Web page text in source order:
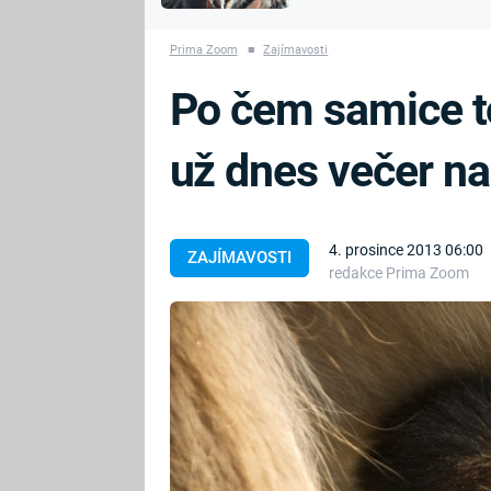
BRITSKÁ
RODINA
Prima Zoom ■ Zajímavosti
ZAJÍMAVOSTI
4. prosince 2013 06:00
redakce Prima Zoom
Po čem samice
už dnes večer